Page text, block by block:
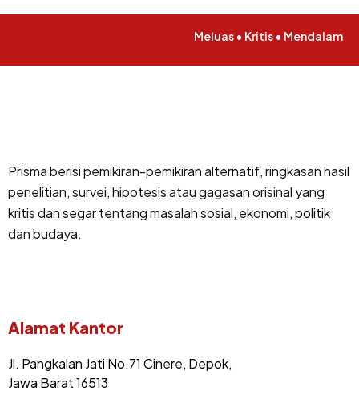
Meluas • Kritis • Mendalam
Prisma berisi pemikiran-pemikiran alternatif, ringkasan hasil
penelitian, survei, hipotesis atau gagasan orisinal yang
kritis dan segar tentang masalah sosial, ekonomi, politik
dan budaya.
Alamat Kantor
Jl. Pangkalan Jati No.71 Cinere, Depok,
Jawa Barat 16513